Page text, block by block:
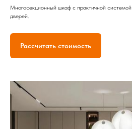
Многосекционный шкаф с практичной
дверей.
Рассчитать стоимость